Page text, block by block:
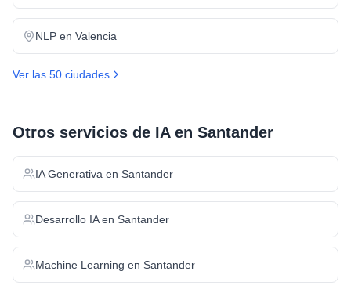
NLP en Valencia
Ver las 50 ciudades
Otros servicios de IA en Santander
IA Generativa en Santander
Desarrollo IAen Santander
Machine Learning en Santander